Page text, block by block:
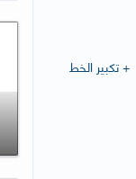
+ تكبير الخط